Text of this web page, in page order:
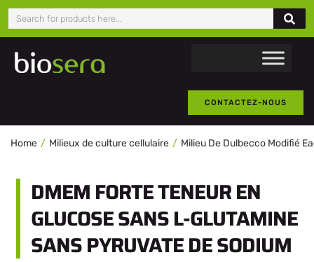
CONTACTEZ-NOUS
Home Milieux de culture cellulaire Milieu De Dulbecco Modifié
DMEM FORTE TENEUR EN
GLUCOSE SANS L-GLUTAMINE
SANS PYRUVATE DE SODIUM